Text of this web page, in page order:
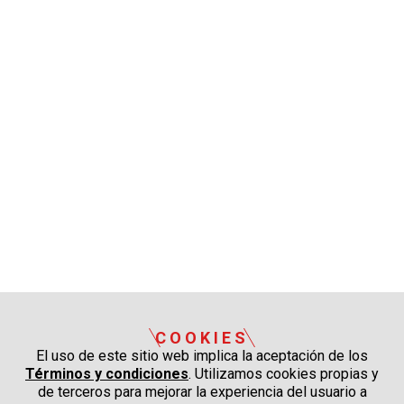
COOKIES
El uso de este sitio web implica la aceptación de los
Términos y condiciones. Utilizamos cookies propias y
de terceros para mejorar la experiencia del usuario a